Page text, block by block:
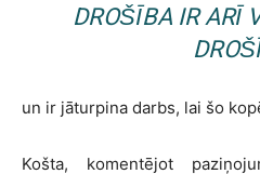
DROŠĪBA IR ARĪ
un ir jāturpina darbs, lai šo
Košta, komentējot